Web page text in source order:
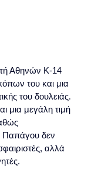
Αθηνών Κ-14
του και μια
του δουλειάς.
μια μεγάλη τιμή
Παπάγου δεν
αλλά